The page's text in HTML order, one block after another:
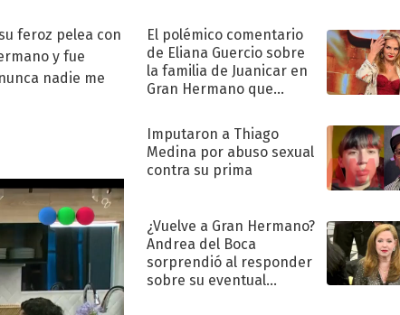
El polémico comentario
de Eliana Guercio sobre
la familia de Juanicar en
Gran Hermano que
Imputaron a Thiago
Medina por abuso sexual
contra su prima
¿Vuelve a Gran Hermano?
Andrea del Boca
sorprendió al responder
sobre su eventual